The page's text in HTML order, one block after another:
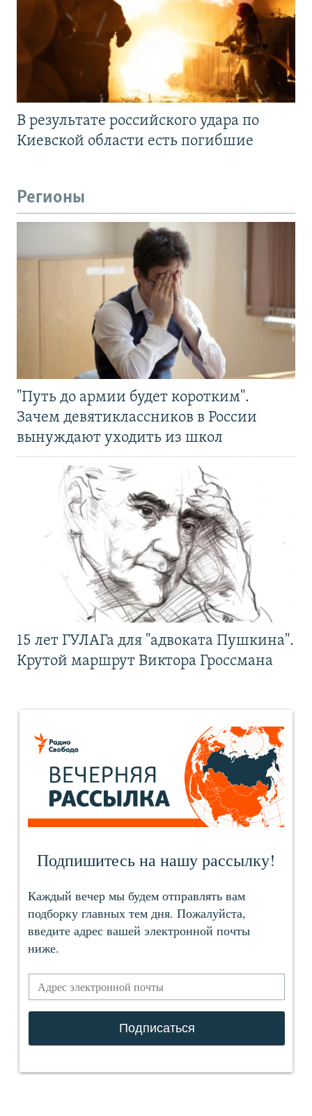
В результате российского удара по
Киевской области есть погибшие
Регионы
"Путь до армии будет коротким".
Зачем девятиклассников в России
вынуждают уходить из школ
15 лет ГУЛАГа для "адвоката Пушкина".
Крутой маршрут Виктора Гроссмана